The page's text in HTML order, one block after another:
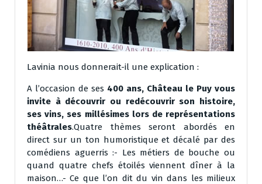
Lavinia nous donnerait-il une explication :
A l’occasion de ses 400 ans, Château le Puy vous
invite à découvrir ou redécouvrir son histoire,
ses vins, ses millésimes lors de représentations
théâtrales.Quatre thèmes seront abordés en
direct sur un ton humoristique et décalé par des
comédiens aguerris :- Les métiers de bouche ou
quand quatre chefs étoilés viennent dîner à la
maison…- Ce que l’on dit du vin dans les milieux